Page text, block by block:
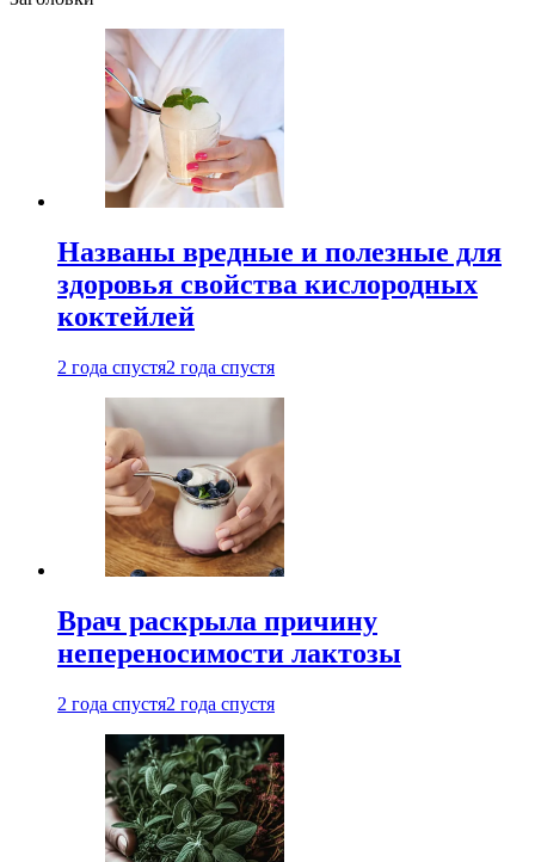
Названы вредные и полезные для
здоровья свойства кислородных
коктейлей
2 года спустя2 года спустя
Врач раскрыла причину
непереносимости лактозы
2 года спустя2 года спустя